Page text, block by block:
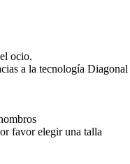
ocio.
a la tecnología Diagonal
favor elegir una talla